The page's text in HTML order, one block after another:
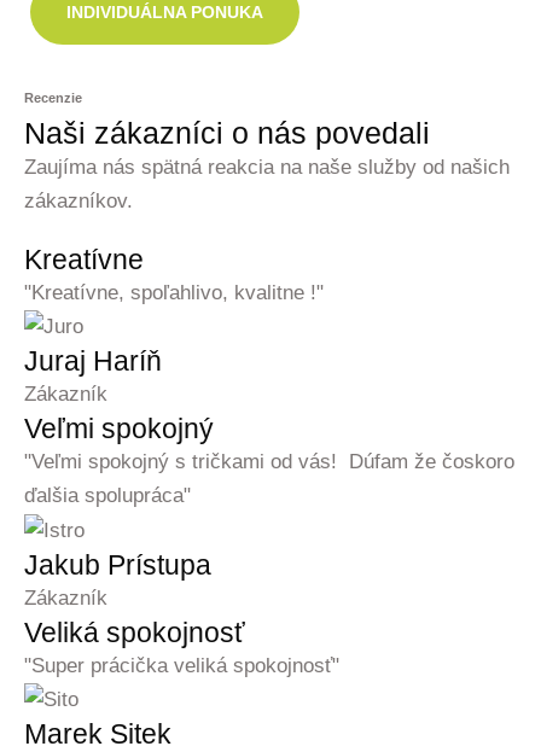
INDIVIDUÁLNA PONUKA
Recenzie
Naši zákazníci o nás povedali
Zaujíma nás spätná reakcia na naše služby od našich
zákazníkov.
Kreatívne
"Kreatívne, spoľahlivo, kvalitne !"
Juraj Haríň
Zákazník
Veľmi spokojný
"Veľmi spokojný s tričkami od vás! Dúfam že čoskoro
ďalšia spolupráca"
Jakub Prístupa
Zákazník
Veliká spokojnosť
"Super prácička veliká spokojnosť"
Marek Sitek